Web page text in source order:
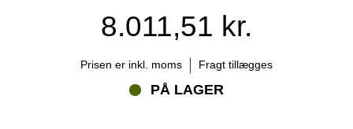
8.011,51 kr.
Prisen er inkl. moms Fragt tillægges
PÅ LAGER